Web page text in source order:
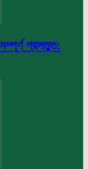
সম্পূর্ণ প্রস্তুত: